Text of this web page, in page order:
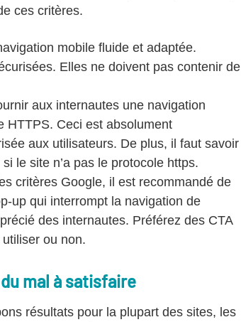
ces critères.
mobile fluide et adaptée.
Elles ne doivent pas contenir de
aux internautes une navigation
HTTPS. Ceci est absolument
aux utilisateurs. De plus, il faut savoir
le site n’a pas le protocole https.
critères Google, il est recommandé de
up qui interrompt la navigation de
des internautes. Préférez des CTA
ou non.
mal à satisfaire
résultats pour la plupart des sites, les